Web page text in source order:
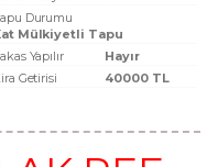
Durumu
Mülkiyetli Tapu
Yapılır
Hayır
Getirisi 40000 TL